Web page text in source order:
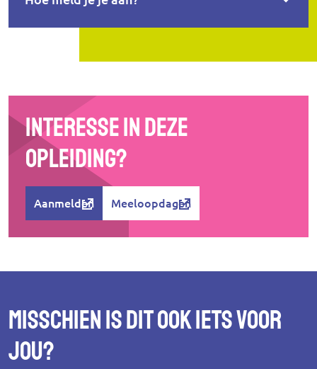
Interesse in deze
opleiding?
Aanmelden Meeloopdagen
Misschien is dit ook iets voor
jou?